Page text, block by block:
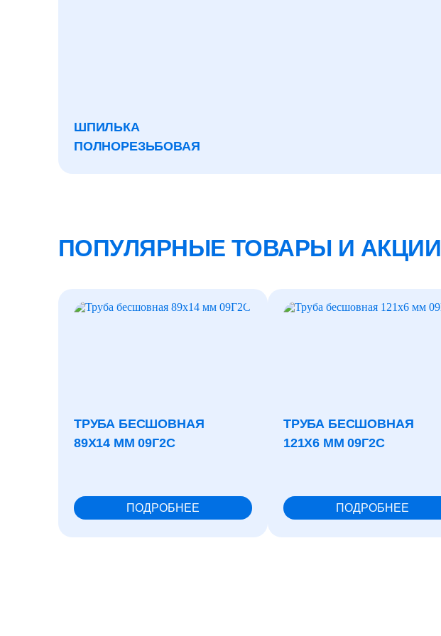
ШПИЛЬКА
ПОЛНОРЕЗЬБОВАЯ
ПОПУЛЯРНЫЕ ТОВАРЫ И АКЦИИ
ТРУБА БЕСШОВНАЯ
89X14 ММ 09Г2С
ПОДРОБНЕЕ
ТРУБА БЕСШОВНАЯ
121X6 ММ 09Г2С
ПОДРОБНЕЕ